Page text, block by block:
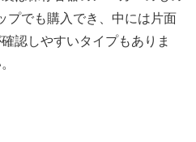
プでも購入でき、中には片面
認しやすいタイプもありま